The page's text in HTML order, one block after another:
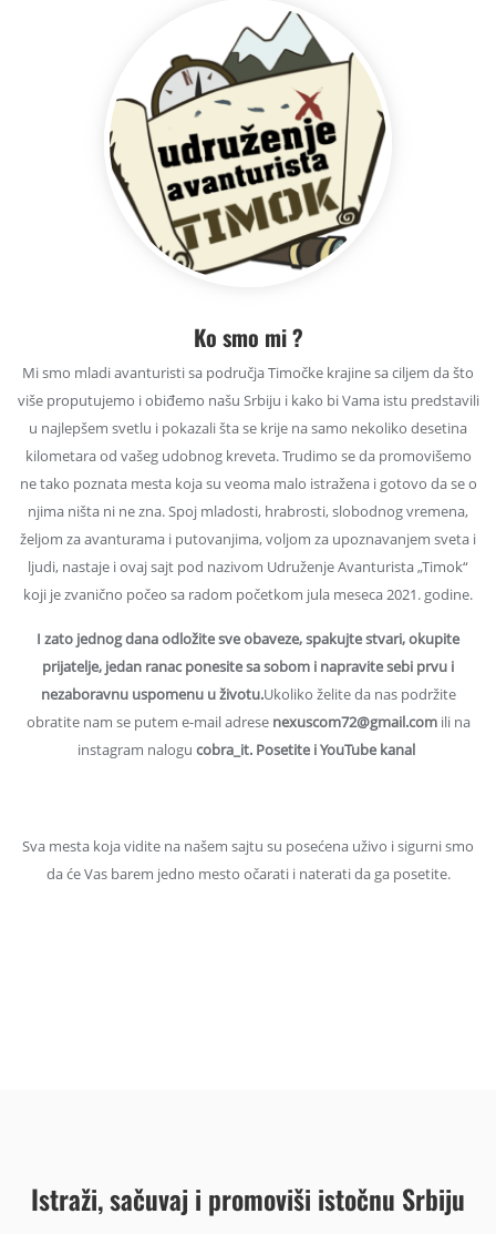
Ko smo mi ?
Mi smo mladi avanturisti sa područja Timočke krajine sa ciljem da što
više proputujemo i obiđemo našu Srbiju i kako bi Vama istu predstavili
u najlepšem svetlu i pokazali šta se krije na samo nekoliko desetina
kilometara od vašeg udobnog kreveta. Trudimo se da promovišemo
ne tako poznata mesta koja su veoma malo istražena i gotovo da se o
njima ništa ni ne zna. Spoj mladosti, hrabrosti, slobodnog vremena,
željom za avanturama i putovanjima, voljom za upoznavanjem sveta i
ljudi, nastaje i ovaj sajt pod nazivom Udruženje Avanturista „Timok“
koji je zvanično počeo sa radom početkom jula meseca 2021. godine.
I zato jednog dana odložite sve obaveze, spakujte stvari, okupite
prijatelje, jedan ranac ponesite sa sobom i napravite sebi prvu i
nezaboravnu uspomenu u životu.Ukoliko želite da nas podržite
obratite nam se putem e-mail adrese nexuscom72@gmail.comili na
instagram nalogu cobra_it. Posetite i YouTube kanal
Sva mesta koja vidite na našem sajtu su posećena uživo i sigurni smo
da će Vas barem jedno mesto očarati i naterati da ga posetite.
Istraži, sačuvaj i promoviši istočnu Srbiju